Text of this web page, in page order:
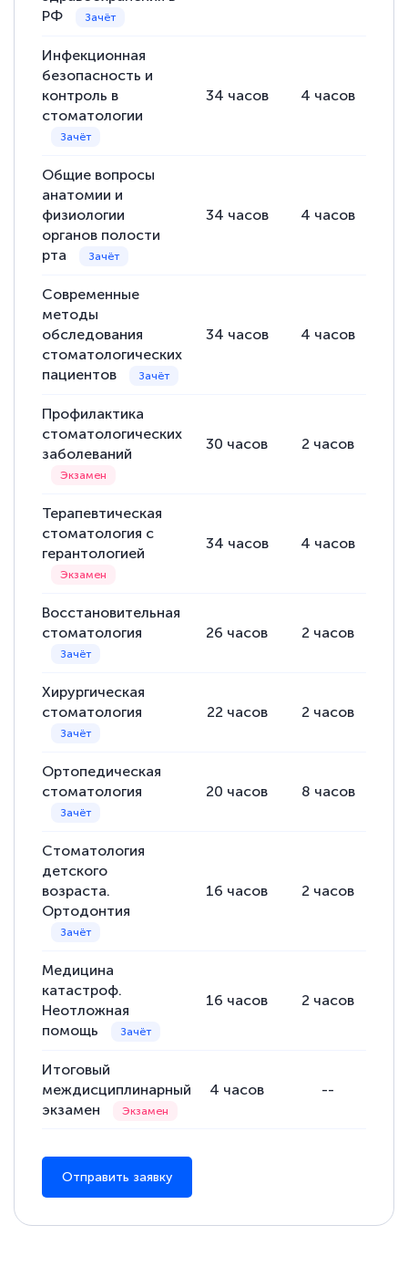
РФ
Инфекционная
безопасность и
контроль в
стоматологии
34 часов 4 часов
Общие вопросы
анатомии и
физиологии
органов полости
рта
34 часов 4 часов
Современные
методы
обследования
стоматологических
пациентов
34 часов 4 часов
Профилактика
стоматологических
заболеваний
30 часов 2 часов
Терапевтическая
стоматология с
герантологией
34 часов 4 часов
Восстановительная
стоматология
26 часов 2 часов
Хирургическая
стоматология
22 часов 2 часов
Ортопедическая
стоматология
20 часов 8 часов
Стоматология
детского
возраста.
Ортодонтия
16 часов 2 часов
Медицина
катастроф.
Неотложная
помощь
16 часов 2 часов
Итоговый
междисциплинарный
экзамен
4 часов --
Отправить заявку